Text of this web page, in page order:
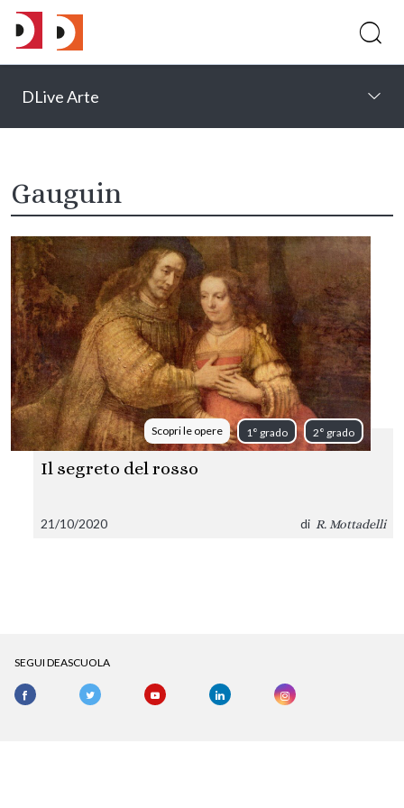
DLive Arte
Gauguin
Scopri le opere 1° grado 2° grado
Il segreto del rosso
21/10/2020 di R. Mottadelli
SEGUI DEASCUOLA